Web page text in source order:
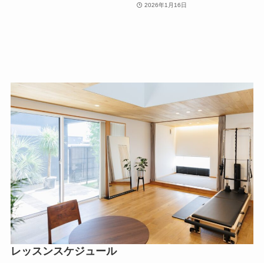
2026年1月16日
レッスンスケジュール